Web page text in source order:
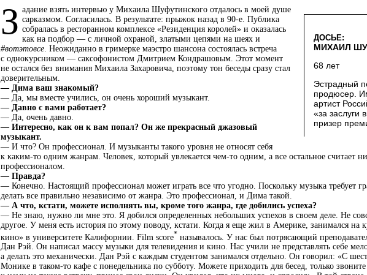
ДОСЬЕ:
МИХАИЛ
68 лет
Эстрадный
продюсер.
артист
«за заслуги
призер
З адание взять интервью у Михаила Шуфутинского отдалось в моей душе
сарказмом. Согласилась. В результате: прыжок назад в 90‑е. Публика
собралась в ресторанном комплексе «Резиденция королей» и оказалась
как на подбор — с личной охраной, златыми цепями на шеях и
#вотэтовсе . Неожиданно в гримерке маэстро шансона состоялась встреча
с однокурсником — саксофонистом Дмитрием Кондрашовым. Этот момент
не остался без внимания Михаила Захаровича, поэтому тон беседы сразу стал
доверительным.
— Дима ваш знакомый?
— Да, мы вместе учились, он очень хороший музыкант.
— Давно с вами работает?
— Да, очень давно.
— Интересно, как он к вам попал? Он же прекрасный джазовый
музыкант.
— И что? Он профессионал. И музыканты такого уровня не относят себя
к каким-то одним жанрам. Человек, который увлекается чем-то одним, а все остальное считает
профессионалом.
— Правда?
— Конечно. Настоящий профессионал может играть все что угодно. Поскольку музыка требует
делать все правильно независимо от жанра. Это профессионал, и Дима такой.
— А что, кстати, можете исполнять вы, кроме того жанра, где добились успеха?
— Не знаю, нужно ли мне это. Я добился определенных небольших успехов в своем деле. Не
другое. У меня есть история по этому поводу, кстати. Когда я еще жил в Америке, занимался на
кино» в университете Калифорнии. Film score* называлось. У нас был потрясающий
Дан Рэй. Он написал массу музыки для телевидения и кино. Нас учили не представлять себе
а делать это механически. Дан Рэй с каждым студентом занимался отдельно. Он говорил: «С
Монике в таком-то кафе с понедельника по субботу. Можете приходить для бесед, только